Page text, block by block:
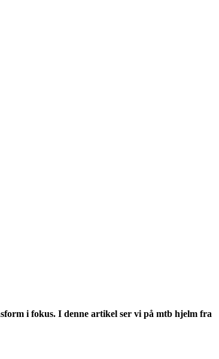
i fokus. I denne artikel ser vi på mtb hjelm fra